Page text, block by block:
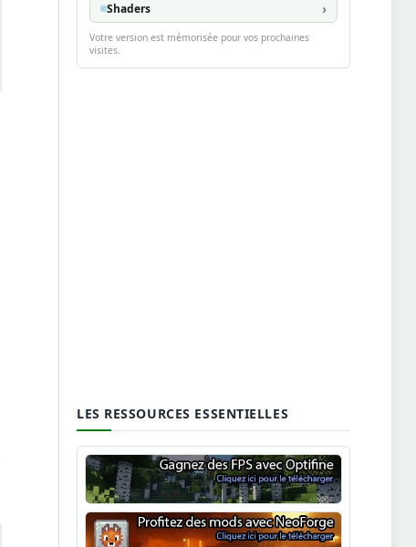
Shaders
Votre version est mémorisée pour vos prochaines
visites.
LES RESSOURCES ESSENTIELLES
Optifine